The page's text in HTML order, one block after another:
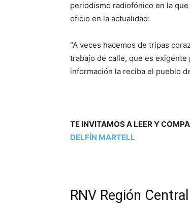
periodismo radiofónico en la
oficio en la actualidad:
“A veces hacemos de tripas
trabajo de calle, que es
información la reciba el pueblo
TE INVITAMOS A LEER Y
DELFÍN MARTELL
RNV Región